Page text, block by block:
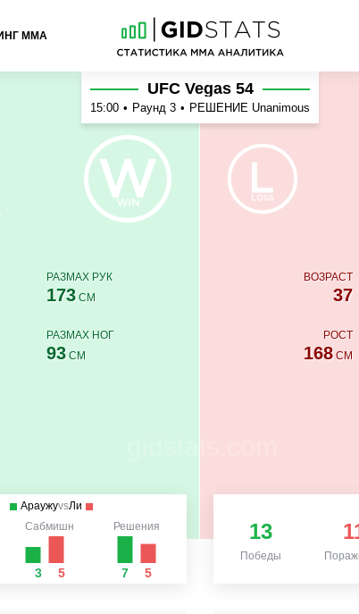
ММА
РАЗМАХ РУК
173СМ
РАЗМАХ НОГ
93СМ
UFC Vegas 54
15:00 • Раунд 3 • РЕШЕНИЕ Unanimous
ВОЗРАСТ
37
РОСТ
168 СМ
АраужуvsЛи
Сабмишн
3 5
Решения
7 5
13
Победы